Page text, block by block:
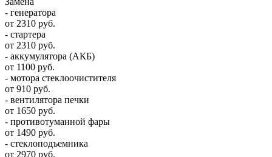
- генератора
от 2310 руб.
- стартера
от 2310 руб.
- аккумулятора (АКБ)
от 1100 руб.
- мотора стеклоочистителя
от 910 руб.
- вентилятора печки
от 1650 руб.
- противотуманной фары
от 1490 руб.
- стеклоподъемника
от 2970 руб.